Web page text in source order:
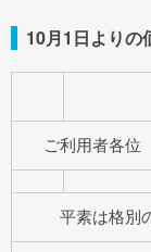
10月1日よりの
ご利用者各位
平素は格別